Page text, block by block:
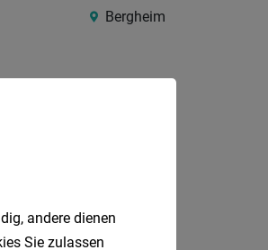
Bergheim
andere dienen
Sie zulassen